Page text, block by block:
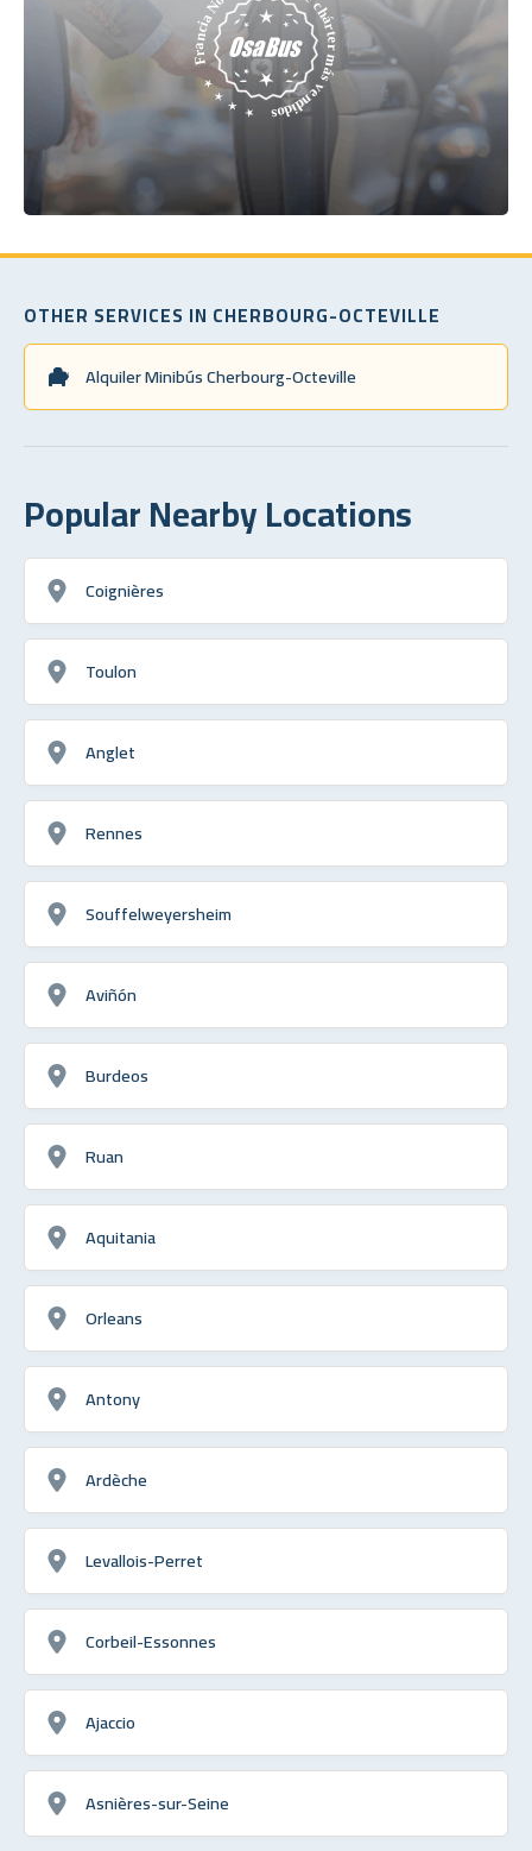
OTHER SERVICES IN CHERBOURG-OCTEVILLE
Alquiler Minibús Cherbourg-Octeville
Popular Nearby Locations
Coignières
Toulon
Anglet
Rennes
Souffelweyersheim
Aviñón
Burdeos
Ruan
Aquitania
Orleans
Antony
Ardèche
Levallois-Perret
Corbeil-Essonnes
Ajaccio
Asnières-sur-Seine